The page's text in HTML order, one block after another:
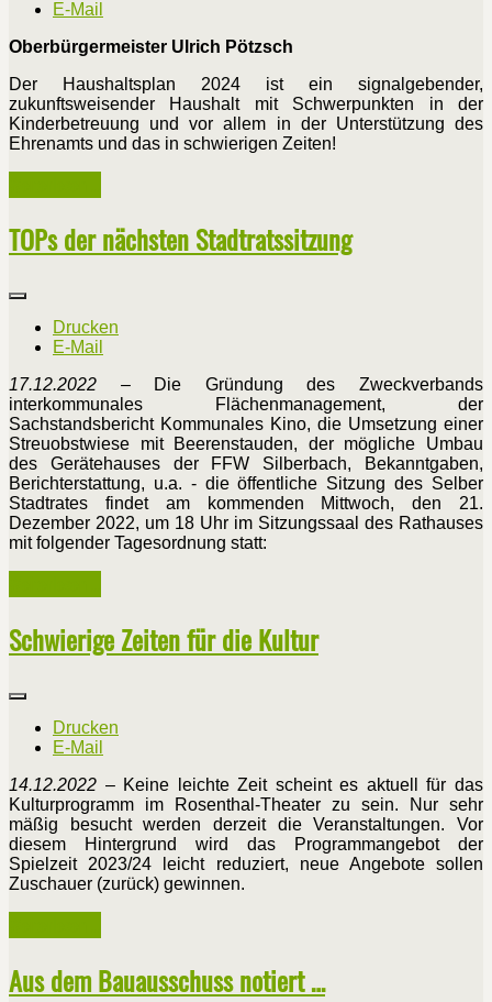
E-Mail
Oberbürgermeister Ulrich Pötzsch
Der Haushaltsplan 2024 ist ein signalgebender,
zukunftsweisender Haushalt mit Schwerpunkten in der
Kinderbetreuung und vor allem in der Unterstützung des
Ehrenamts und das in schwierigen Zeiten!
TOPs der nächsten Stadtratssitzung
Drucken
E-Mail
17.12.2022 – Die Gründung des Zweckverbands
interkommunales Flächenmanagement, der
Sachstandsbericht Kommunales Kino, die Umsetzung einer
Streuobstwiese mit Beerenstauden, der mögliche Umbau
des Gerätehauses der FFW Silberbach, Bekanntgaben,
Berichterstattung, u.a. - die öffentliche Sitzung des Selber
Stadtrates findet am kommenden Mittwoch, den 21.
Dezember 2022, um 18 Uhr im Sitzungssaal des Rathauses
mit folgender Tagesordnung statt:
Schwierige Zeiten für die Kultur
Drucken
E-Mail
14.12.2022 – Keine leichte Zeit scheint es aktuell für das
Kulturprogramm im Rosenthal-Theater zu sein. Nur sehr
mäßig besucht werden derzeit die Veranstaltungen. Vor
diesem Hintergrund wird das Programmangebot der
Spielzeit 2023/24 leicht reduziert, neue Angebote sollen
Zuschauer (zurück) gewinnen.
Aus dem Bauausschuss notiert …